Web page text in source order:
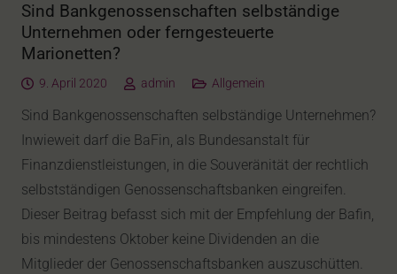
Sind Bankgenossenschaften selbständige
Unternehmen oder ferngesteuerte
Marionetten?
9. April 2020 admin Allgemein
Sind Bankgenossenschaften selbständige Unternehmen?
Inwieweit darf die BaFin, als Bundesanstalt für
Finanzdienstleistungen, in die Souveränität der rechtlich
selbstständigen Genossenschaftsbanken eingreifen.
Dieser Beitrag befasst sich mit der Empfehlung der Bafin,
bis mindestens Oktober keine Dividenden an die
Mitglieder der Genossenschaftsbanken auszuschütten.